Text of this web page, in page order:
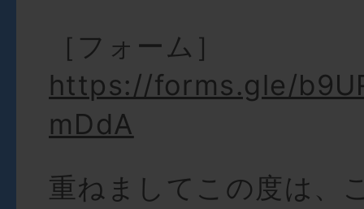
［フォーム］
https://forms.gle/
mDdA
重ねましてこの度は、